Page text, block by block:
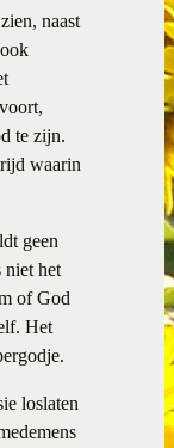
naast
te zijn.
waarin
geen
het
of God
Het
loslaten